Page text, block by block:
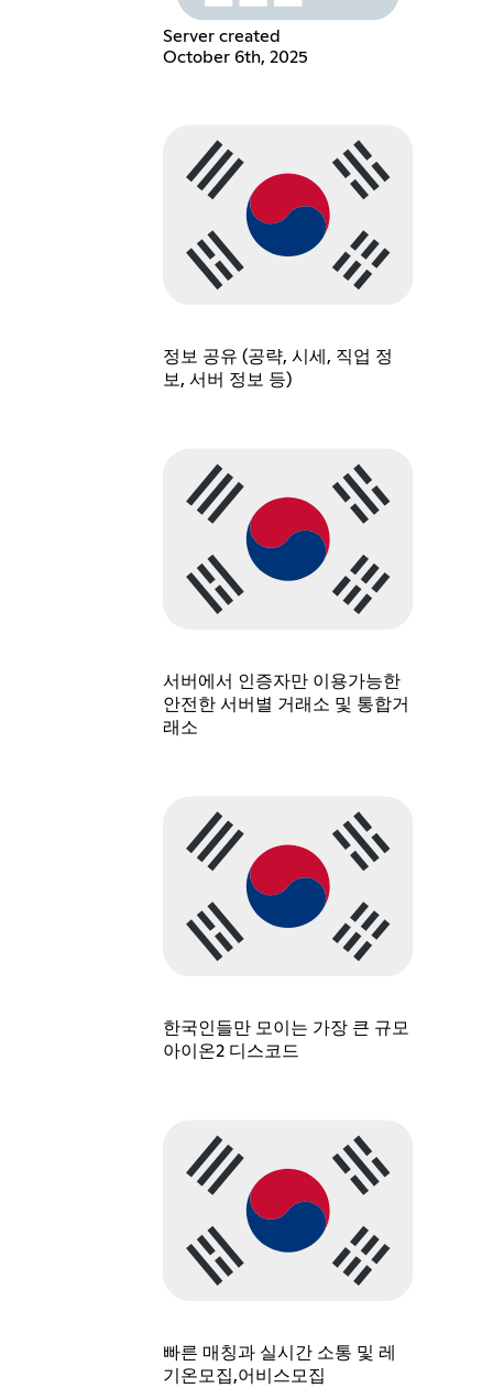
Server created
October 6th, 2025
정보 공유 (공략, 시세, 직업 정
보, 서버 정보 등)
서버에서 인증자만 이용가능한
안전한 서버별 거래소 및 통합거
래소
한국인들만 모이는 가장 큰 규모
아이온2 디스코드
빠른 매칭과 실시간 소통 및 레
기온모집,어비스모집